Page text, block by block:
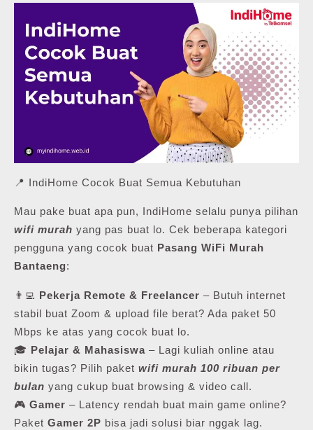
📍 IndiHome Cocok Buat Semua Kebutuhan
Mau pake buat apa pun, IndiHome selalu punya pilihan
wifi murah yang pas buat lo. Cek beberapa kategori
pengguna yang cocok buat Pasang WiFi Murah
Bantaeng:
👨‍💻 Pekerja Remote & Freelancer – Butuh internet
stabil buat Zoom & upload file berat? Ada paket 50
Mbps ke atas yang cocok buat lo.
🎓 Pelajar & Mahasiswa – Lagi kuliah online atau
bikin tugas? Pilih paket wifi murah 100 ribuan per
bulan yang cukup buat browsing & video call.
🎮 Gamer – Latency rendah buat main game online?
Paket Gamer 2P bisa jadi solusi biar nggak lag.